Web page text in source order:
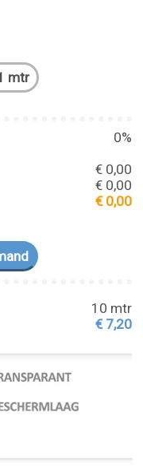
0%
€ 0,00
€ 0,00
€ 0,00
10 mtr
€ 7,20